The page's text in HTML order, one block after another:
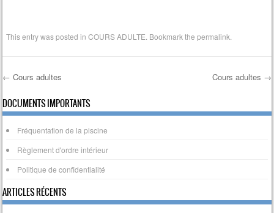
This entry was posted inCOURS ADULTE . Bookmark thepermalink
Post navigation
← Cours adultes Cours adultes →
DOCUMENTS IMPORTANTS
Fréquentation de la piscine
Règlement d'ordre intérieur
Politique de confidentialité
ARTICLES RÉCENTS